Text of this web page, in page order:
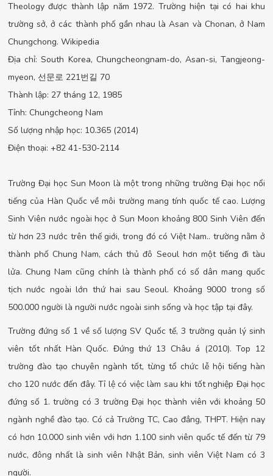
Theology được thành lập năm 1972. Trường hiện tại có hai khu
trường sở, ở các thành phố gần nhau là Asan và Chonan, ở Nam
Chungchong. Wikipedia
Địa chỉ: South Korea, Chungcheongnam-do, Asan-si, Tangjeong-
myeon, 선문로 221번길 70
Thành lập: 27 tháng 12, 1985
Tỉnh: Chungcheong Nam
Số lượng nhập học: 10.365 (2014)
Điện thoại: +82 41-530-2114
Trường Đại học Sun Moon là một trong những trường Đại học nổi
tiếng của Hàn Quốc về môi trường mang tính quốc tế cao. Lượng
Sinh Viên nước ngoài học ở Sun Moon khoảng 800 Sinh Viên đến
từ hơn 23 nước trên thế giới, trong đó có Việt Nam.. trường nằm ở
thành phố Chung Nam, cách thủ đô Seoul hơn một tiếng đi tàu
lửa. Chung Nam cũng chính là thành phố có số dân mang quốc
tịch nước ngoài lớn thứ hai sau Seoul. Khoảng 9000 trong số
500.000 người là người nước ngoài sinh sống và học tập tại đây.
Trường đứng số 1 về số lượng SV Quốc tế, 3 trường quản lý sinh
viên tốt nhất Hàn Quốc. Đứng thứ 13 Châu á (2010). Top 12
trường đào tạo chuyên ngành tốt, từng tổ chức lễ hội tiếng hàn
cho 120 nước đến đây. Tỉ lệ có việc làm sau khi tốt nghiệp Đại học
đứng số 1. trường có 3 trường Đại học thành viên với khoảng 50
ngành nghề đào tạo. Có cả Trường TC, Cao đẳng, THPT. Hiện nay
có hơn 10.000 sinh viên với hơn 1.100 sinh viên quốc tế đến từ 79
nước, đông nhất là sinh viên Nhật Bản, sinh viên Việt Nam có 3
người.